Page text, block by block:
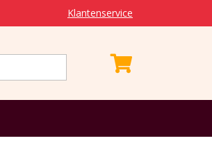
Klantenservice